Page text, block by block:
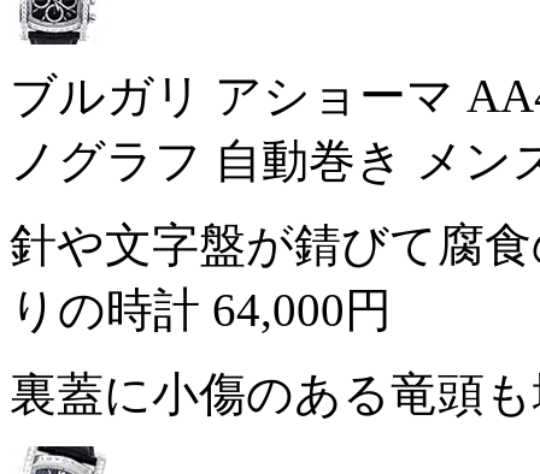
ブルガリ アショーマ
ノグラフ 自動巻き メン
針や文字盤が錆びて腐
りの時計 64,000円
裏蓋に小傷のある竜頭